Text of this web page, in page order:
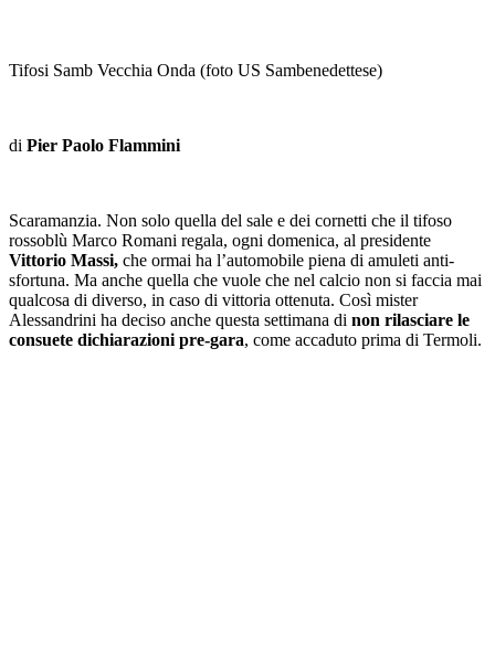
Tifosi Samb Vecchia Onda (foto US Sambenedettese)
di Pier Paolo Flammini
Scaramanzia. Non solo quella del sale e dei cornetti che il tifoso
rossoblù Marco Romani regala, ogni domenica, al presidente
Vittorio Massi, che ormai ha l’automobile piena di amuleti anti-
sfortuna. Ma anche quella che vuole che nel calcio non si faccia mai
qualcosa di diverso, in caso di vittoria ottenuta. Così mister
Alessandrini ha deciso anche questa settimana di non rilasciare le
consuete dichiarazioni pre-gara, come accaduto prima di Termoli.